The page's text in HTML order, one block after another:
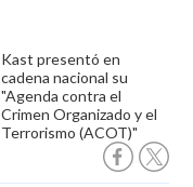
Kast presentó en
cadena nacional su
"Agenda contra el
Crimen Organizado y el
Terrorismo (ACOT)"